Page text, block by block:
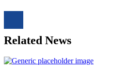
Related News